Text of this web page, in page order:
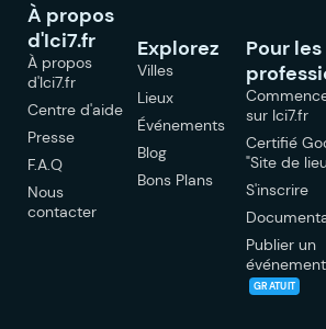
À propos
d'Ici7.fr
À propos
d'Ici7.fr
Centre d'aide
Presse
F.A.Q
Nous
contacter
Explorez
Villes
Lieux
Événements
Blog
Bons Plans
Pour les
sur Ici7.fr
Certifié
"Site de
S'inscrire
Publier un
événement
GRATUIT